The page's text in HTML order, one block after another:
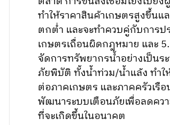
ทำให้ราคาสินค้าเกษตรสูงขึ้นแ
ตกต่ำ และจะทำควบคู่กับการป
เกษตรเถื่อนผิดกฎหมาย และ
จัดการทรัพยากรน้ำอย่างเป็นร
ภัยพิบัติ ทั้งน้ำท่วม/น้ำแล้ง ทำใ
ต่อภาคเกษตร และภาคครัวเรื
พัฒนาระบบเตือนภัยเพื่อลดคว
ที่จะเกิดขึ้นในอนาคต